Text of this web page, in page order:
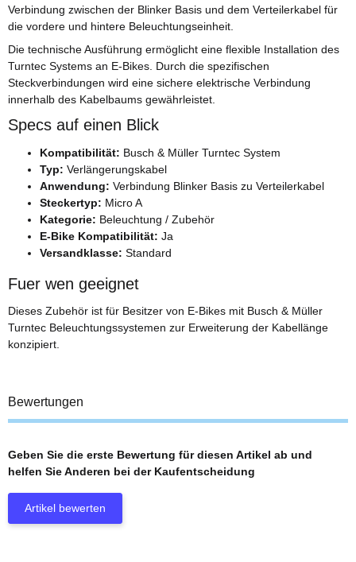
Verbindung zwischen der Blinker Basis und dem Verteilerkabel für
die vordere und hintere Beleuchtungseinheit.
Die technische Ausführung ermöglicht eine flexible Installation des
Turntec Systems an E-Bikes. Durch die spezifischen
Steckverbindungen wird eine sichere elektrische Verbindung
innerhalb des Kabelbaums gewährleistet.
Specs auf einen Blick
Kompatibilität: Busch & Müller Turntec System
Typ: Verlängerungskabel
Anwendung: Verbindung Blinker Basis zu Verteilerkabel
Steckertyp: Micro A
Kategorie: Beleuchtung / Zubehör
E-Bike Kompatibilität: Ja
Versandklasse: Standard
Fuer wen geeignet
Dieses Zubehör ist für Besitzer von E-Bikes mit Busch & Müller
Turntec Beleuchtungssystemen zur Erweiterung der Kabellänge
konzipiert.
Bewertungen
Geben Sie die erste Bewertung für diesen Artikel ab und
helfen Sie Anderen bei der Kaufentscheidung
Artikel bewerten